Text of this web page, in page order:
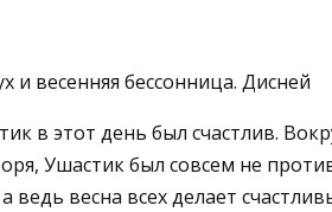
в этот день был счастлив.
Ушастик был совсем не
ведь весна всех делает